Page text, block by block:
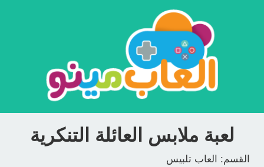
لعبة ملابس العائلة التنكرية
القسم:
العاب تلبيس